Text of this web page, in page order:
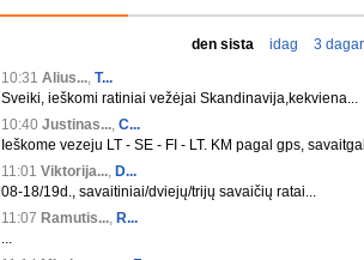
den sista idag 3 dagar
10:31 Alius..., T...
Sveiki, ieškomi ratiniai vežėjai Skandinavija,kekviena...
10:40 Justinas..., C...
Ieškome vezeju LT - SE - FI - LT. KM pagal gps,
11:01 Viktorija..., D...
08-18/19d., savaitiniai/dviejų/trijų savaičių ratai...
11:07 Ramutis..., R...
...